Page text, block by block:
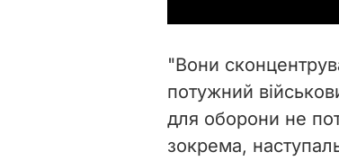
"Вони
потужний
для оборони не
зокрема,